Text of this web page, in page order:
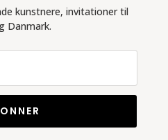
kunstnere, invitationer til
Danmark.